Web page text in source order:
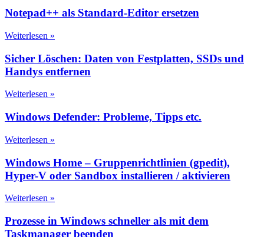
Notepad++ als Standard-Editor ersetzen
Weiterlesen »
Sicher Löschen: Daten von Festplatten, SSDs und
Handys entfernen
Weiterlesen »
Windows Defender: Probleme, Tipps etc.
Weiterlesen »
Windows Home – Gruppenrichtlinien (gpedit),
Hyper-V oder Sandbox installieren / aktivieren
Weiterlesen »
Prozesse in Windows schneller als mit dem
Taskmanager beenden